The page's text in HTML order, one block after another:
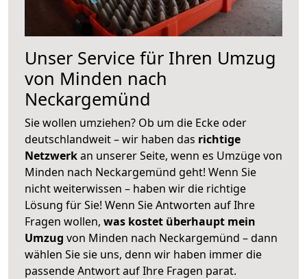
Unser Service für Ihren Umzug
von Minden nach
Neckargemünd
Sie wollen umziehen? Ob um die Ecke oder
deutschlandweit – wir haben das richtige
Netzwerkan unserer Seite, wenn es Umzüge von
Minden nach Neckargemünd geht! Wenn Sie
nicht weiterwissen – haben wir die richtige
Lösung für Sie! Wenn Sie Antworten auf Ihre
Fragen wollen, was kostet überhaupt mein
Umzug von Minden nach Neckargemünd – dann
wählen Sie sie uns, denn wir haben immer die
passende Antwort auf Ihre Fragen parat.